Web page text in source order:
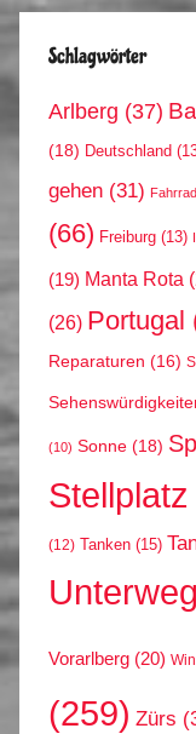
Schlagwörter
Arlberg (37)
(18) Deutschland
gehen (31)
(66) Freiburg (13)
(19) Manta Rota
(26) Portugal
Reparaturen (16)
(10) Sonne (18)
Stellplatz
(12) Tanken (15)
Vorarlberg (20)
(259) Zürs